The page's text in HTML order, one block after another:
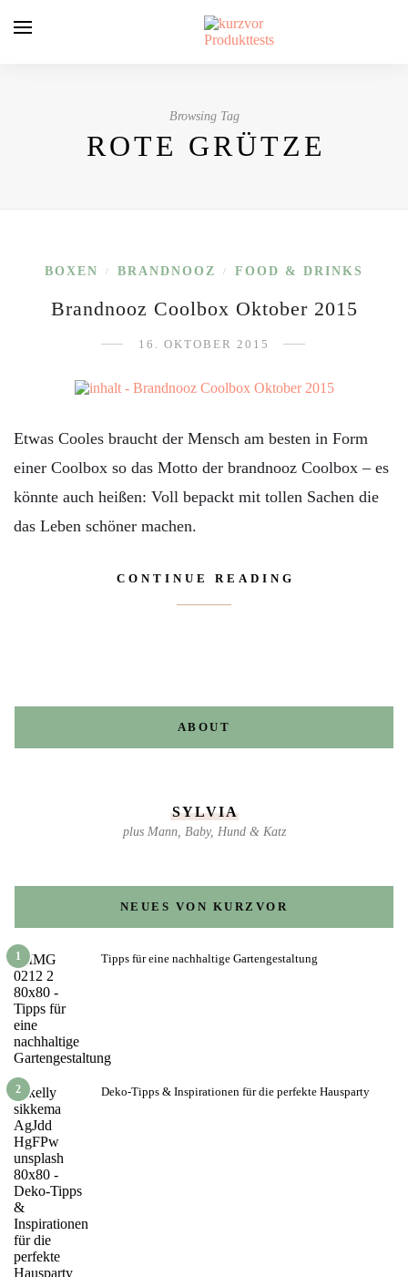
Browsing Tag
ROTE GRÜTZE
BOXEN / BRANDNOOZ / FOOD & DRINKS
Brandnooz Coolbox Oktober 2015
16. OKTOBER 2015
Etwas Cooles braucht der Mensch am besten in Form
einer Coolbox so das Motto der brandnooz Coolbox – es
könnte auch heißen: Voll bepackt mit tollen Sachen die
das Leben schöner machen.
CONTINUE READING
ABOUT
SYLVIA
plus Mann, Baby, Hund & Katz
NEUES VON KURZVOR
1 Tipps für eine nachhaltige Gartengestaltung
2 Deko-Tipps & Inspirationen für die perfekte Hausparty